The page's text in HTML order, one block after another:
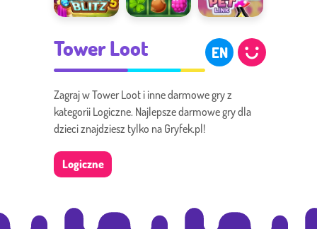
Link
Tower Loot EN
Zagraj w Tower Loot i inne darmowe gry z
kategorii Logiczne. Najlepsze darmowe gry dla
dzieci znajdziesz tylko na Gryfek.pl!
Logiczne